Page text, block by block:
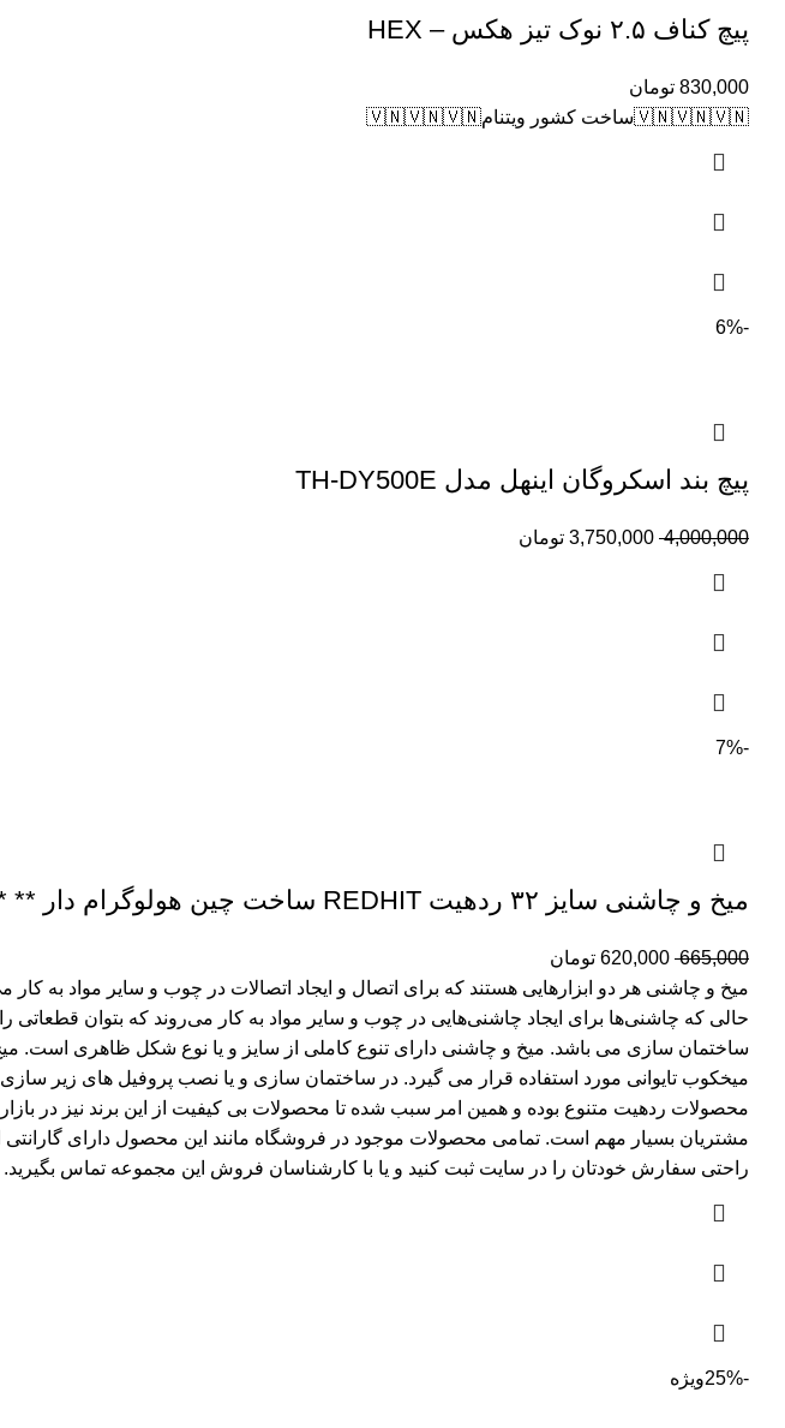
پیچ کناف ۲.۵ نوک تیز هکس – HEX
830,000 تومان
🇻🇳🇻🇳🇻🇳ساخت کشور ويتنام🇻🇳🇻🇳🇻🇳
-6%
پیچ بند اسکروگان اینهل مدل TH-DY500E
4,000,000
3,750,000 تومان
-7%
میخ و چاشنی سایز ۳۲ ردهیت REDHIT ساخت چین هولوگرام دار ** **مرکز پخش عمده **
665,000
620,000 تومان
میخ و چاشنی هر دو ابزارهایی هستند که برای اتصال و ایجاد اتصالات در چوب و سایر مواد به
حالی که چاشنی‌ها برای ایجاد چاشنی‌هایی در چوب و سایر مواد به کار می‌روند که بتوان
میخکوب تایوانی مورد استفاده قرار می گیرد. در ساختمان سازی و یا نصب پروفیل های زیر
محصولات ردهیت متنوع بوده و همین امر سبب شده تا محصولات بی کیفیت از این برند نیز در
مشتریان بسیار مهم است. تمامی محصولات موجود در فروشگاه مانند این محصول دارای
راحتی سفارش خودتان را در سایت ثبت کنید و یا با کارشناسان فروش این مجموعه تماس
-25% ویژه